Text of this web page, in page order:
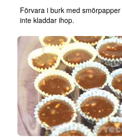
Förvara i burk med
inte kladdar ihop.